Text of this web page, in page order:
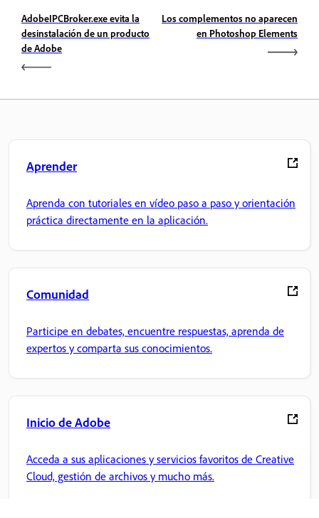
AdobeIPCBroker.exe evita la
desinstalación de un producto
de Adobe
Los complementos no aparecen
en Photoshop Elements
Aprender
Aprenda con tutoriales en vídeo paso a paso y orientación
práctica directamente en la aplicación.
Comunidad
Participe en debates, encuentre respuestas, aprenda de
expertos y comparta sus conocimientos.
Inicio de Adobe
Acceda a sus aplicaciones y servicios favoritos de Creative
Cloud, gestión de archivos y mucho más.